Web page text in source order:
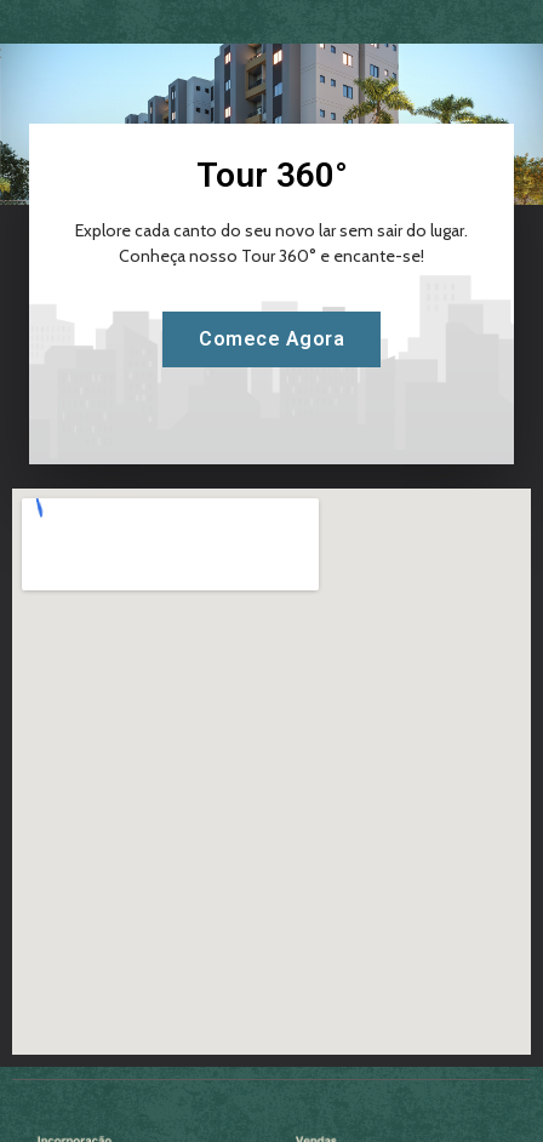
Tour 360°
Explore cada canto do seu novo lar sem sair do lugar.
Conheça nosso Tour 360° e encante-se!
Comece Agora